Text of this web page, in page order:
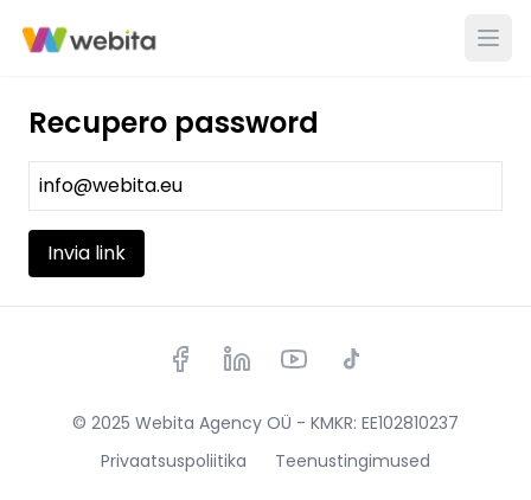
Recupero password
Invia link
© 2025 Webita Agency OÜ - KMKR: EE102810237
Privaatsuspoliitika
Teenustingimused